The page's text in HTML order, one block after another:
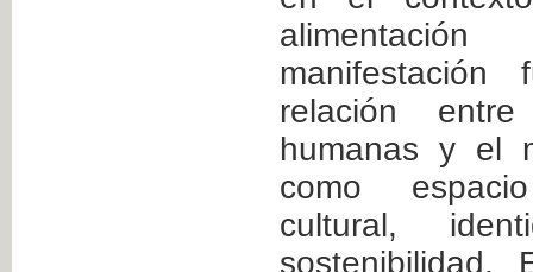
manifestación
relación
humanas y el
como
cultural,